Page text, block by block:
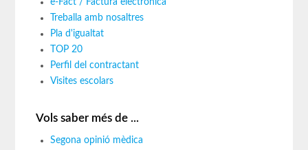
Treballa amb nosaltres
Pla d'igualtat
TOP 20
Perfil del contractant
Visites escolars
Vols saber més de ...
Segona opinió mèdica